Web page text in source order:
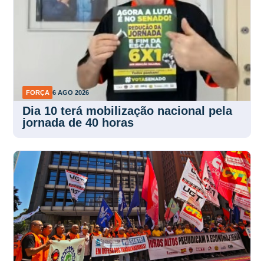
FORÇA 6 AGO 2026
Dia 10 terá mobilização nacional pela
jornada de 40 horas